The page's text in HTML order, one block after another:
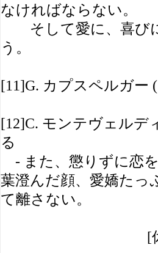
なければならない。
そして愛に、喜び
う。
[11]G. カプスペルガー
[12]C. モンテヴェルデ
る
- また、懲りずに恋
葉澄んだ顔、愛嬌たっ
て離さない。
[休